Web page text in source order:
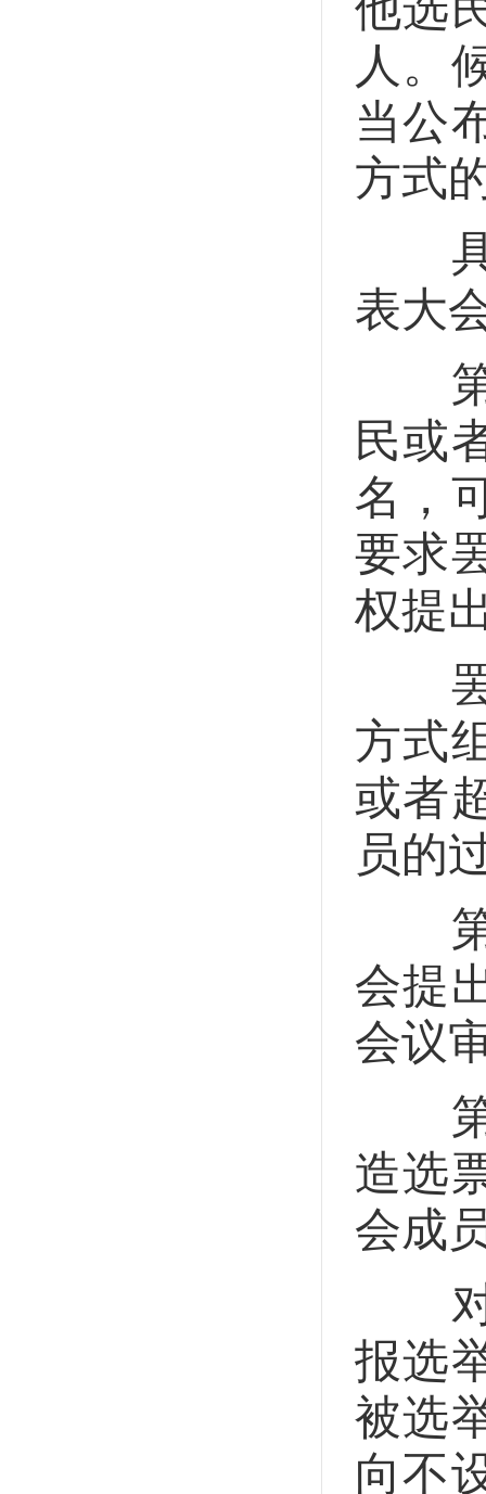
人。
当公
方式
具
表大
第
民或
名，
要求
权提
罢
方式
或者
员的
第
会提
会议
第
造选
会成
对
报选
被选
向不